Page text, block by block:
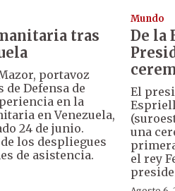
tras
portavoz
Defensa de
en la
en Venezuela,
24 de junio.
los despliegues
de asistencia.
Mundo
De la
El
una
el rey